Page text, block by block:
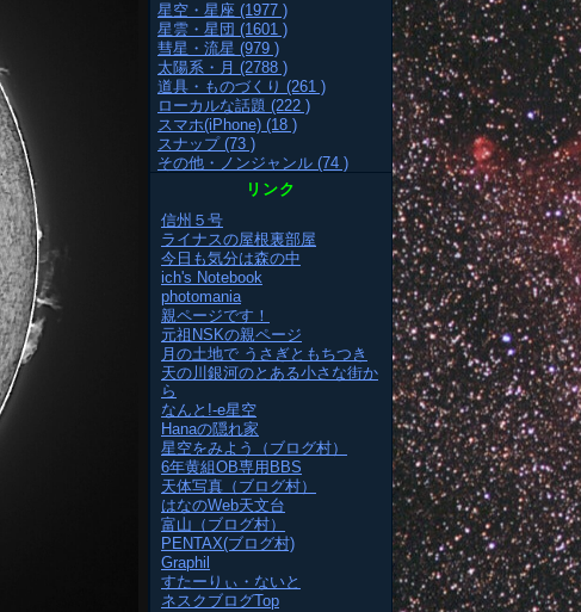
星空・星座 (1977 )
星雲・星団 (1601 )
彗星・流星 (979 )
太陽系・月 (2788 )
道具・ものづくり (261 )
ローカルな話題 (222 )
スマホ(iPhone) (18 )
スナップ (73 )
その他・ノンジャンル (74 )
リンク
信州５号
ライナスの屋根裏部屋
今日も気分は森の中
ich's Notebook
photomania
親ページです！
元祖NSKの親ページ
月の土地で うさぎともちつき
天の川銀河のとある小さな街か
ら
なんと!-e星空
Hanaの隠れ家
星空をみよう（ブログ村）
6年黄組OB専用BBS
天体写真（ブログ村）
はなのWeb天文台
富山（ブログ村）
PENTAX(ブログ村)
Graphil
すたーりぃ・ないと
ネスクブログTop